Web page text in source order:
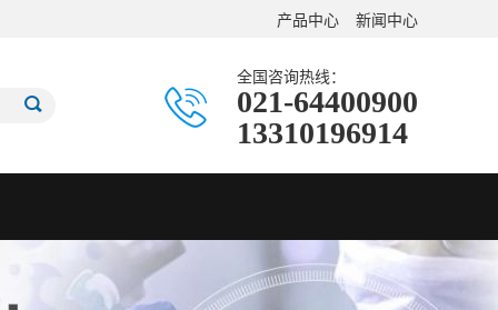
产品中心 新闻中心
全国咨询热线：
021-64400900
13310196914